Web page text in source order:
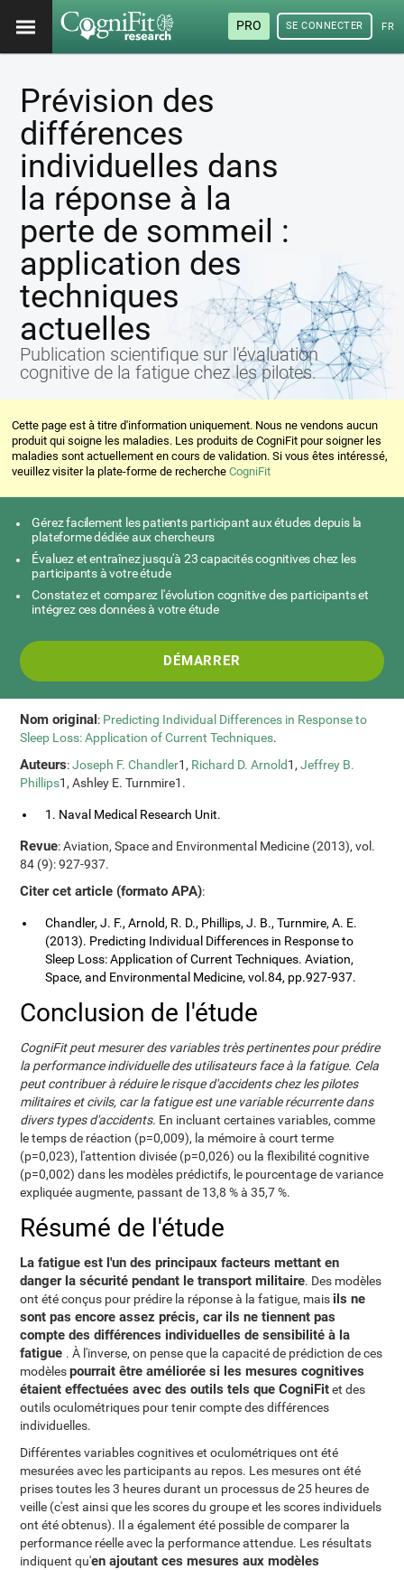
PRO SE CONNECTER
Prévision des
différences
individuelles dans
la réponse à la
perte de sommeil :
application des
techniques
actuelles
Publication scientifique sur l'évaluation
cognitive de la fatigue chez les pilotes.
Cette page est à titre d'information uniquement. Nous ne vendons aucun
produit qui soigne les maladies. Les produits de CogniFit pour soigner les
maladies sont actuellement en cours de validation. Si vous êtes intéressé,
veuillez visiter la plate-forme de rechercheCogniFit
Gérez facilement les patients participant aux études depuis la
plateforme dédiée aux chercheurs
Évaluez et entraînez jusqu'à 23 capacités cognitives chez les
participants à votre étude
Constatez et comparez l'évolution cognitive des participants et
intégrez ces données à votre étude
DÉMARRER
Nom original: Predicting Individual Differences in Response to
Sleep Loss: Application of Current Techniques.
Auteurs:Joseph F. Chandler1, Richard D. Arnold1,Jeffrey B.
Phillips1, Ashley E. Turnmire1.
1. Naval Medical Research Unit.
Revue: Aviation, Space and Environmental Medicine (2013), vol.
84 (9): 927-937.
Citer cet article (formato APA):
Chandler, J. F., Arnold, R. D., Phillips, J. B., Turnmire, A. E.
(2013). Predicting Individual Differences in Response to
Sleep Loss: Application of Current Techniques. Aviation,
Space, and Environmental Medicine, vol.84, pp.927-937.
Conclusion de l'étude
CogniFit peut mesurer des variables très pertinentes pour prédire
la performance individuelle des utilisateurs face à la fatigue. Cela
peut contribuer à réduire le risque d'accidents chez les pilotes
militaires et civils, car la fatigue est une variable récurrente dans
divers types d'accidents. En incluant certaines variables, comme
le temps de réaction (p=0,009), la mémoire à court terme
(p=0,023), l'attention divisée (p=0,026) ou la flexibilité cognitive
(p=0,002) dans les modèles prédictifs, le pourcentage de variance
expliquée augmente, passant de 13,8 % à 35,7 %.
Résumé de l'étude
La fatigue est l'un des principaux facteurs mettant en
danger la sécurité pendant le transport militaire. Des modèles
ont été conçus pour prédire la réponse à la fatigue, mais ils ne
sont pas encore assez précis, car ils ne tiennent pas
compte des différences individuelles de sensibilité à la
fatigue . À l'inverse, on pense que la capacité de prédiction de ces
modèlespourrait être améliorée si les mesures cognitives
étaient effectuées avec des outils tels que CogniFitet des
outils oculométriques pour tenir compte des différences
individuelles.
Différentes variables cognitives et oculométriques ont été
mesurées avec les participants au repos. Les mesures ont été
prises toutes les 3 heures durant un processus de 25 heures de
veille (c'est ainsi que les scores du groupe et les scores individuels
ont été obtenus). Il a également été possible de comparer la
performance réelle avec la performance attendue. Les résultats
indiquent qu'en ajoutant ces mesures aux modèles